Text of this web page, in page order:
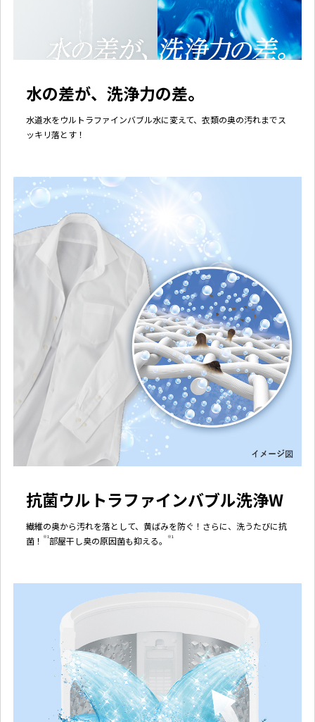
水の差が、洗浄力の差。
水道水をウルトラファインバブル水に変えて、衣類の奥の汚れまでス
ッキリ落とす！
抗菌ウルトラファインバブル洗浄W
繊維の奥から汚れを落として、黄ばみを防ぐ！さらに、洗うたびに抗
菌！
※1部屋干し臭の原因菌も抑える。 ※1